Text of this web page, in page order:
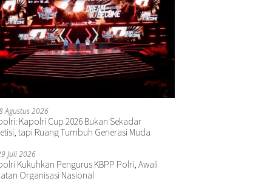
Agustus 2026
Kapolri Cup 2026 Bukan Sekadar
tapi Ruang Tumbuh Generasi Muda
Juli 2026
Kukuhkan Pengurus KBPP Polri, Awali
Organisasi Nasional